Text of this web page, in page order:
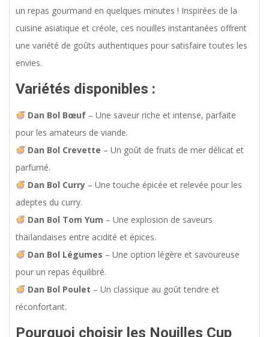
un repas gourmand en quelques minutes ! Inspirées de la
cuisine asiatique et créole, ces nouilles instantanées offrent
une variété de goûts authentiques pour satisfaire toutes les
envies.
Variétés disponibles :
Dan Bol Bœuf– Une saveur riche et intense, parfaite
pour les amateurs de viande.
Dan Bol Crevette – Un goût de fruits de mer délicat et
parfumé.
Dan Bol Curry– Une touche épicée et relevée pour les
adeptes du curry.
Dan Bol Tom Yum – Une explosion de saveurs
thaïlandaises entre acidité et épices.
Dan Bol Légumes – Une option légère et savoureuse
pour un repas équilibré.
Dan Bol Poulet – Un classique au goût tendre et
réconfortant.
Pourquoi choisir les Nouilles Cup